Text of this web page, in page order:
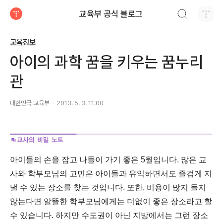
교육부 공식 블로그
교육정보
아이의 과학 꿈을 키우는 꿈누리
관
대한민국 교육부 2013. 5. 3. 11:00
아이들의 손을 잡고 나들이 가기 좋은 5월입니다. 많은 교
사와 학부모님의 고민은 아이들과 유익하면서도 즐겁게 지
낼 수 있는 장소를 찾는 것입니다. 또한, 비용이 많지 들지
않는다면 알뜰한 학부모님에게는 더없이 좋은 장소라고 할
수 있습니다. 하지만 수도권이 아닌 지방에서는 그런 장소